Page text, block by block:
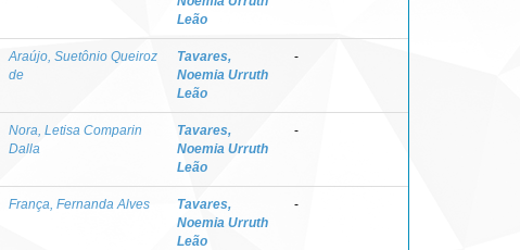
Leão
Araújo, Suetônio Queiroz
de
Tavares,
Noemia Urruth
Leão
-
Nora, Letisa Comparin
Dalla
Tavares,
Noemia Urruth
Leão
-
França, Fernanda Alves
Tavares,
Noemia Urruth
Leão
-